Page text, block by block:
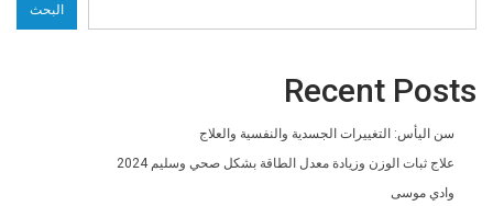
البحث
Recent Posts
سن اليأس: التغييرات الجسدية والنفسية والعلاج
علاج ثبات الوزن وزيادة معدل الطاقة بشكل صحي وسليم 2024
وادي موسى